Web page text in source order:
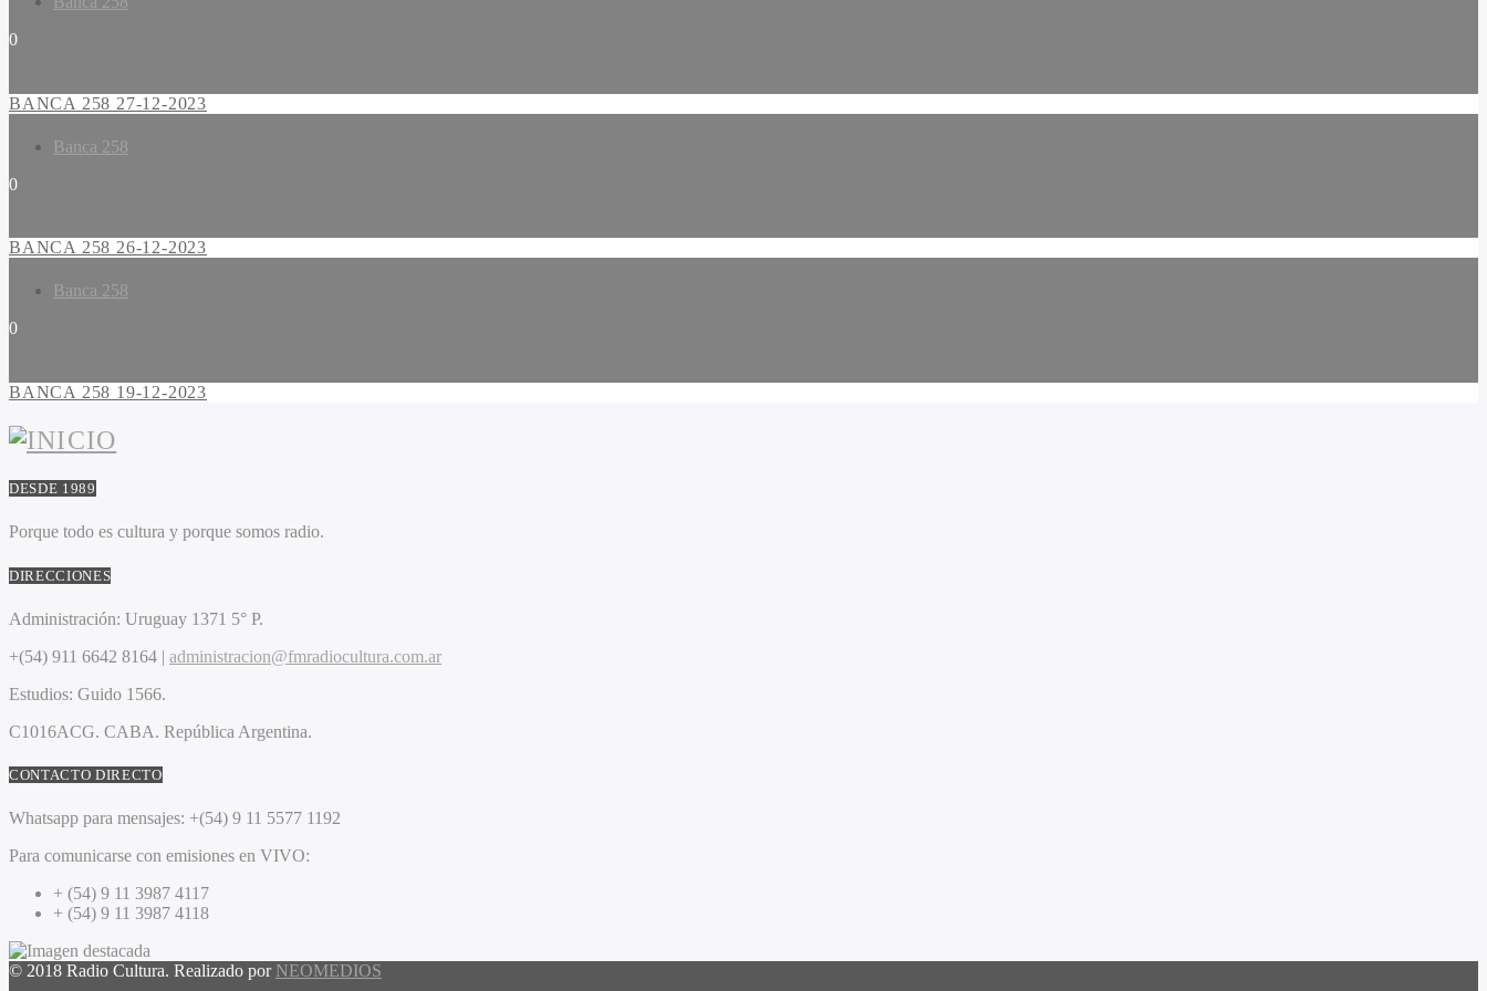
0
BANCA 258 27-12-2023
Banca 258
0
BANCA 258 26-12-2023
Banca 258
0
BANCA 258 19-12-2023
DESDE 1989
Porque todo es cultura y porque somos radio.
DIRECCIONES
Administración: Uruguay 1371 5° P.
+(54) 911 6642 8164 | administracion@fmradiocultura.com.ar
Estudios: Guido 1566.
C1016ACG. CABA. República Argentina.
CONTACTO DIRECTO
Whatsapp para mensajes: +(54) 9 11 5577 1192
Para comunicarse con emisiones en VIVO:
+ (54) 9 11 3987 4117
+ (54) 9 11 3987 4118
© 2018 Radio Cultura. Realizado por NEOMEDIOS